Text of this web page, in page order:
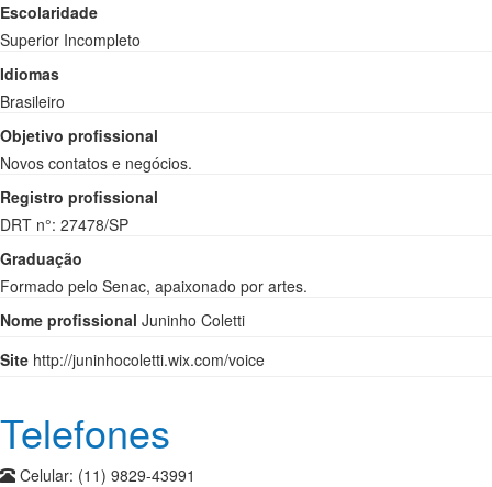
Escolaridade
Superior Incompleto
Idiomas
Brasileiro
Objetivo profissional
Novos contatos e negócios.
Registro profissional
DRT n°: 27478/SP
Graduação
Formado pelo Senac, apaixonado por artes.
Nome profissional Juninho Coletti
Site http://juninhocoletti.wix.com/voice
Telefones
Celular: (11) 9829-43991